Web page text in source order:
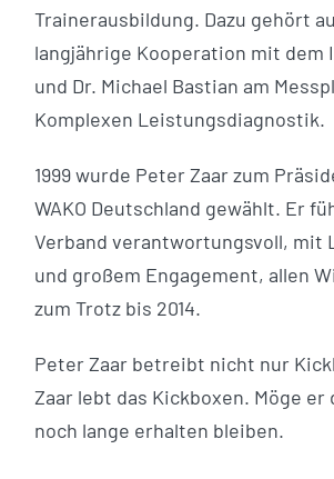
Trainerausbildung. Dazu gehört
langjährige Kooperation mit dem
und Dr. Michael Bastian am
Komplexen Leistungsdiagnostik.
1999 wurde Peter Zaar zum
WAKO Deutschland gewählt. Er
Verband verantwortungsvoll, mit
und großem Engagement, allen
zum Trotz bis 2014.
Peter Zaar betreibt nicht nur
Zaar lebt das Kickboxen. Möge er
noch lange erhalten bleiben.